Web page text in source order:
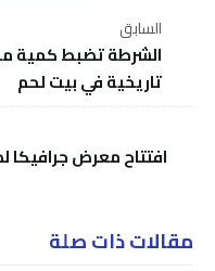
السابق
الشرطة تضبط كمية
تاريخية في بيت لحم
افتتاح معرض جرافيكا
مقالات ذات صلة